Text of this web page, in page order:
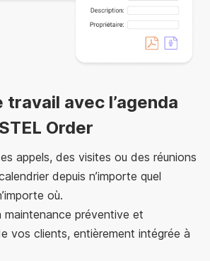
avec l’agenda
Order
appels, des visites ou des réunions
depuis n’importe quel
où.
maintenance préventive et
vos clients, entièrement intégrée à